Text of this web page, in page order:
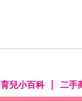
育兒小百科 二手